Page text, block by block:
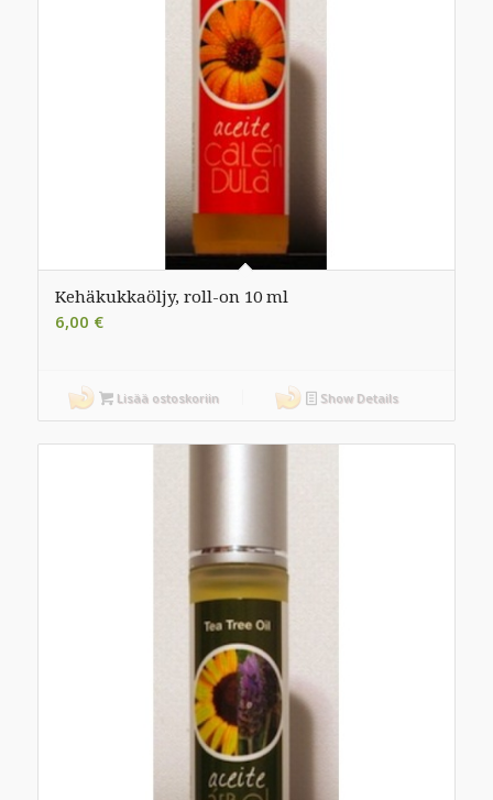
Kehäkukkaöljy, roll-on 10 ml
6,00 €
Lisää ostoskoriin Show Details